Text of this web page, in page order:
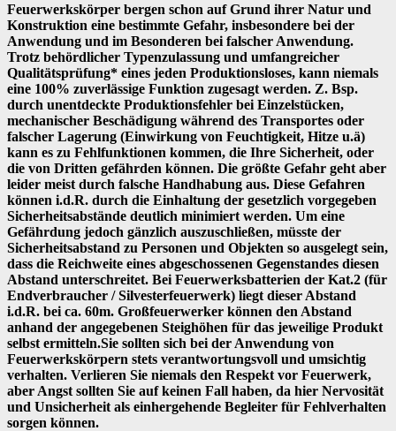
Feuerwerkskörper bergen schon auf Grund ihrer Natur und
Konstruktion eine bestimmte Gefahr, insbesondere bei der
Anwendung und im Besonderen bei falscher Anwendung.
Trotz behördlicher Typenzulassung und umfangreicher
Qualitätsprüfung* eines jeden Produktionsloses, kann niemals
eine 100% zuverlässige Funktion zugesagt werden. Z. Bsp.
durch unentdeckte Produktionsfehler bei Einzelstücken,
mechanischer Beschädigung während des Transportes oder
falscher Lagerung (Einwirkung von Feuchtigkeit, Hitze u.ä)
kann es zu Fehlfunktionen kommen, die Ihre Sicherheit, oder
die von Dritten gefährden können. Die größte Gefahr geht aber
leider meist durch falsche Handhabung aus. Diese Gefahren
können i.d.R. durch die Einhaltung der gesetzlich vorgegeben
Sicherheitsabstände deutlich minimiert werden. Um eine
Gefährdung jedoch gänzlich auszuschließen, müsste der
Sicherheitsabstand zu Personen und Objekten so ausgelegt sein,
dass die Reichweite eines abgeschossenen Gegenstandes diesen
Abstand unterschreitet. Bei Feuerwerksbatterien der Kat.2 (für
Endverbraucher / Silvesterfeuerwerk) liegt dieser Abstand
i.d.R. bei ca. 60m. Großfeuerwerker können den Abstand
anhand der angegebenen Steighöhen für das jeweilige Produkt
selbst ermitteln.Sie sollten sich bei der Anwendung von
Feuerwerkskörpern stets verantwortungsvoll und umsichtig
verhalten. Verlieren Sie niemals den Respekt vor Feuerwerk,
aber Angst sollten Sie auf keinen Fall haben, da hier Nervosität
und Unsicherheit als einhergehende Begleiter für Fehlverhalten
sorgen können.